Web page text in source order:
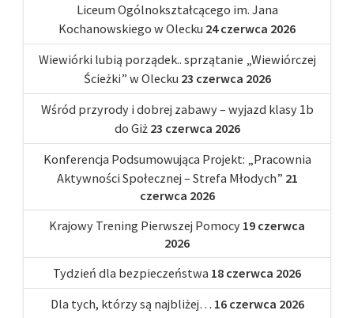
Liceum Ogólnokształcącego im. Jana
Kochanowskiego w Olecku 24 czerwca 2026
Wiewiórki lubią porządek.. sprzątanie „Wiewiórczej
Ścieżki” w Olecku 23 czerwca 2026
Wśród przyrody i dobrej zabawy – wyjazd klasy 1b
do Giż 23 czerwca 2026
Konferencja Podsumowująca Projekt: „Pracownia
Aktywności Społecznej – Strefa Młodych” 21
czerwca 2026
Krajowy Trening Pierwszej Pomocy 19 czerwca
2026
Tydzień dla bezpieczeństwa 18 czerwca 2026
Dla tych, którzy są najbliżej… 16 czerwca 2026